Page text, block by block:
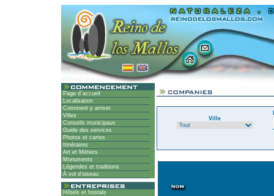
Page d´accueil
Localisation
Comment y arriver
Villes
Conseils municipaux
Guide des services
Photos et cartes
Itinéraires
Art et Métiers
Monuments
Légendes et traditions
À vol d'oiseau
Hôtels et hostals
Ville